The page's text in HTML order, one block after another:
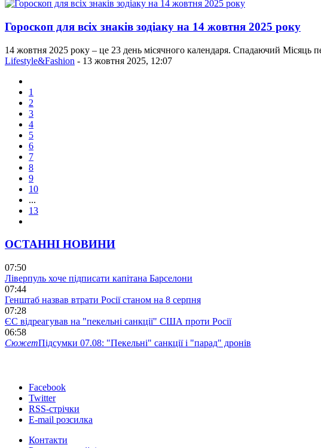
Гороскоп для всіх знаків зодіаку на 14 жовтня 2025 року
14 жовтня 2025 року – це 23 день місячного календаря. Спадаючий Місяць
Lifestyle&Fashion - 13 жовтня 2025, 12:07
1
2
3
4
5
6
7
8
9
10
...
13
ОСТАННІ НОВИНИ
07:50
Ліверпуль хоче підписати капітана Барселони
07:44
Генштаб назвав втрати Росії станом на 8 серпня
07:28
ЄС відреагував на "пекельні санкції" США проти Росії
06:58
СюжетПідсумки 07.08: "Пекельні" санкції і "парад" дронів
Facebook
Twitter
RSS-стрічки
E-mail розсилка
Контакти